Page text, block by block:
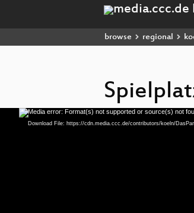
browse regional
Video
Player
Media error: Format(s) not supported or source(s) not
Download File: https://cdn.media.ccc.de/contributors/koeln/